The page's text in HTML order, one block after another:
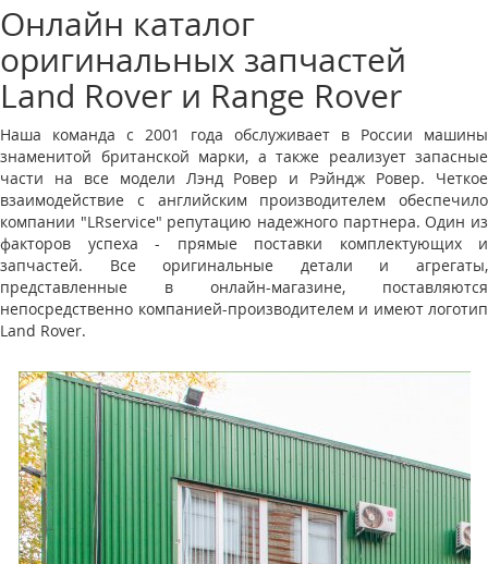
Онлайн каталог
оригинальных запчастей
Land Rover и Range Rover
Наша команда с 2001 года обслуживает в России машины
знаменитой британской марки, а также реализует запасные
части на все модели Лэнд Ровер и Рэйндж Ровер. Четкое
взаимодействие с английским производителем обеспечило
компании "LRservice" репутацию надежного партнера. Один из
факторов успеха - прямые поставки комплектующих и
запчастей. Все оригинальные детали и агрегаты,
представленные в онлайн-магазине, поставляются
непосредственно компанией-производителем и имеют логотип
Land Rover.